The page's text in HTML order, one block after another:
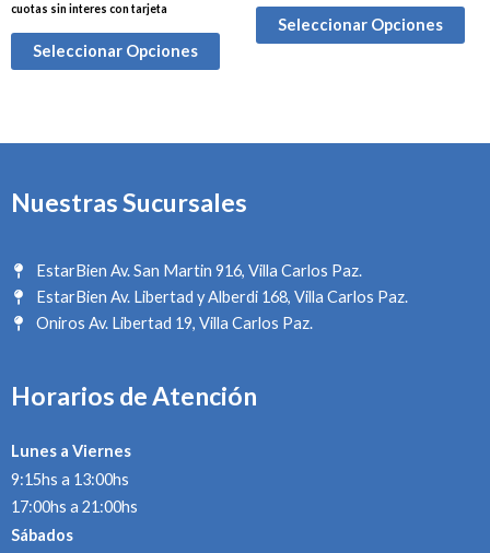
cuotas sin interes con tarjeta
Seleccionar Opciones
Seleccionar Opciones
Nuestras Sucursales
EstarBien Av. San Martin 916, Villa Carlos Paz.
EstarBien Av. Libertad y Alberdi 168, Villa Carlos Paz.
Oniros Av. Libertad 19, Villa Carlos Paz.
Horarios de Atención
Lunes a Viernes
9:15hs a 13:00hs
17:00hs a 21:00hs
Sábados